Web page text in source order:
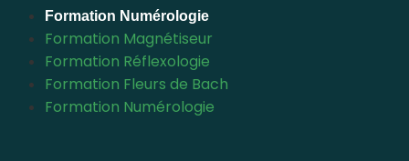
Formation Numérologie
Formation Magnétiseur
Formation Réflexologie
Formation Fleurs de Bach
Formation Numérologie